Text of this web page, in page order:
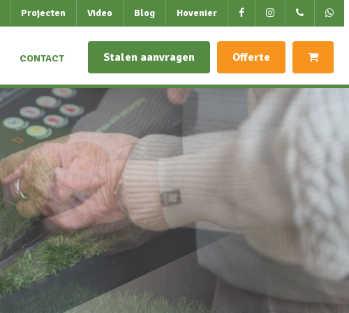
Projecten Video Blog Hovenier
CONTACT Stalen aanvragen Offerte